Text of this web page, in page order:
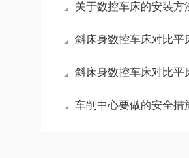
关于数控车床的安装方法，你
斜床身数控车床对比平床身数控车床
斜床身数控车床对比平床身数控车床的优
车削中心要做的安全措施